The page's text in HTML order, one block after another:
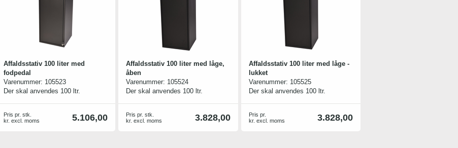
Affaldsstativ 100 liter med
fodpedal
Varenummer: 105523
Der skal anvendes 100 ltr.
sammenkobling af evt. flere5.106,00
Pris pr. stk.
kr. excl. moms
Affaldsstativ 100 liter med låge,
åben
Varenummer: 105524
Der skal anvendes 100 ltr.
sammenkobling af evt. flere3.828,00
Pris pr. stk.
kr. excl. moms
Affaldsstativ 100 liter med låge -
lukket
Varenummer: 105525
Der skal anvendes 100 ltr.
sammenkobling af evt. flere3.828,00
Pris pr.
kr. excl. moms